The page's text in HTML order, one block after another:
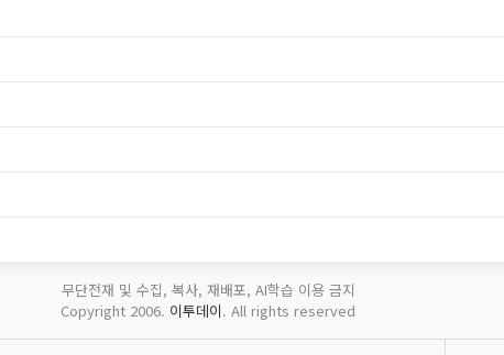
무단전재 및 수집, 복사, 재배포, AI학습 이용 금지
Copyright 2006. 이투데이. All rights reserved